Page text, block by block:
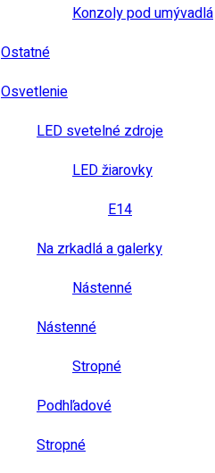
Konzoly pod umývadlá
Ostatné
Osvetlenie
LED svetelné zdroje
LED žiarovky
E14
Na zrkadlá a galerky
Nástenné
Nástenné
Stropné
Podhľadové
Stropné